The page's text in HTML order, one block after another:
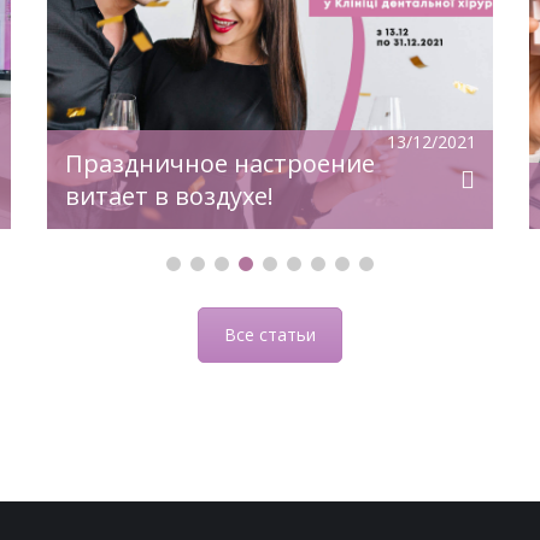
13/12/2021
Праздничное настроение
витает в воздухе!
увеличивается. Все мы слышали: «Что
жить без одного или нескольких зубов
— не вредит здоровью». Это
утверждение ошибочно и несет за
собой определенные последствия.
Какие изменения происходят при
отсутствии даже […]
Все статьи